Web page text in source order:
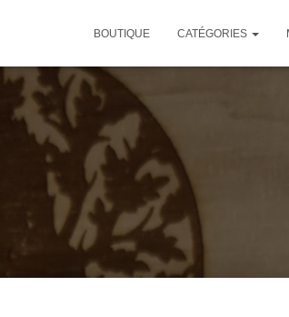
BOUTIQUE CATÉGORIES